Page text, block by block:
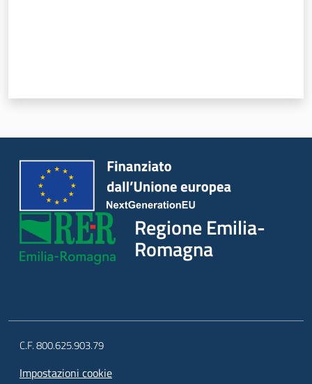
Regione Emilia-
Romagna
C.F. 800.625.903.79
Impostazioni cookie